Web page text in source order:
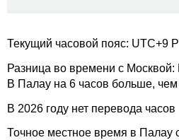
Текущий часовой пояс: UTC+9
Разница во времени с Москвой:
В Палау на 6 часов больше,
В 2026 году нет перевода часов
Точное местное время в Палау